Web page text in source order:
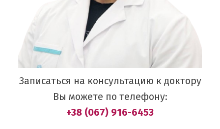
Записаться на консультацию к доктору
Вы можете по телефону:
+38 (067) 916-6453